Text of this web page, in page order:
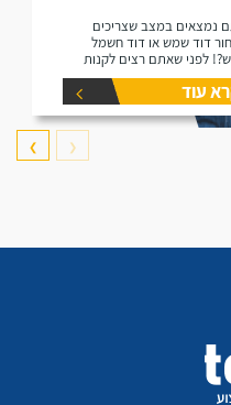
נמצאים במצב שצריכים
דוד שמש או דוד חשמל
לפני שאתם רצים לקנות
תקרו את המאמר זה הוא נותן
המידע הפורט על נפחים שונים
ואיזה דוד הכי יתאים
עוד
❮
❯